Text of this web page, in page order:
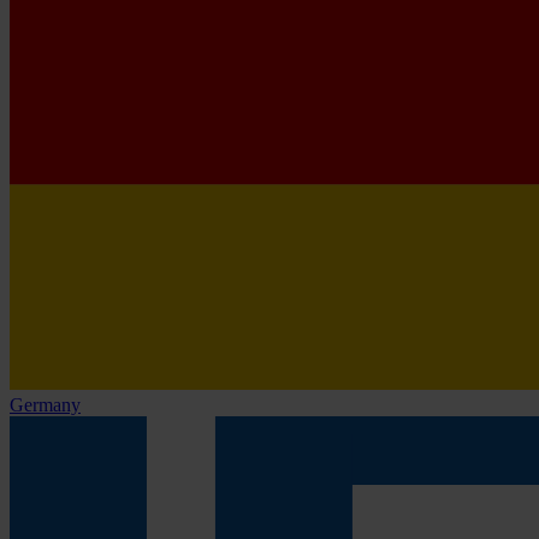
Germany